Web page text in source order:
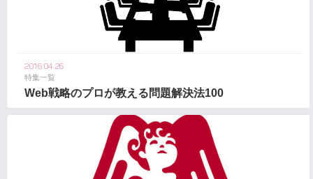
2016.04.26
特集一覧
Web戦略のプロが教える問題解決法100